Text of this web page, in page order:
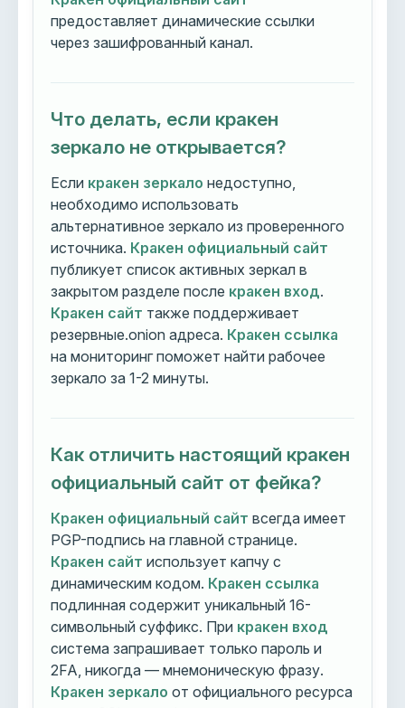
предоставляет динамические ссылки
через зашифрованный канал.
Что делать, если кракен
зеркало не открывается?
Если кракен зеркало недоступно,
необходимо использовать
альтернативное зеркало из проверенного
источника. Кракен официальный сайт
публикует список активных зеркал в
закрытом разделе после кракен вход.
Кракен сайт также поддерживает
резервные.onion адреса. Кракен ссылка
на мониторинг поможет найти рабочее
зеркало за 1-2 минуты.
Как отличить настоящий кракен
официальный сайт от фейка?
Кракен официальный сайт всегда имеет
PGP-подпись на главной странице.
Кракен сайт использует капчу с
динамическим кодом. Кракен ссылка
подлинная содержит уникальный 16-
символьный суффикс. При кракен вход
система запрашивает только пароль и
2FA, никогда — мнемоническую фразу.
Кракен зеркало от официального ресурса